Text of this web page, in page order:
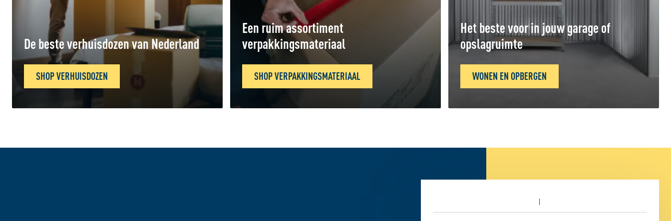
De beste verhuisdozen van Nederland
SHOP VERHUISDOZEN
Een ruim assortiment
verpakkingsmateriaal
SHOP VERPAKKINGSMATERIAAL
Het beste voor in jouw garage of
opslagruimte
WONEN EN OPBERGEN